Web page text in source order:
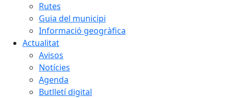
Rutes
Guia del municipi
Informació geogràfica
Actualitat
Avisos
Notícies
Agenda
Butlletí digital